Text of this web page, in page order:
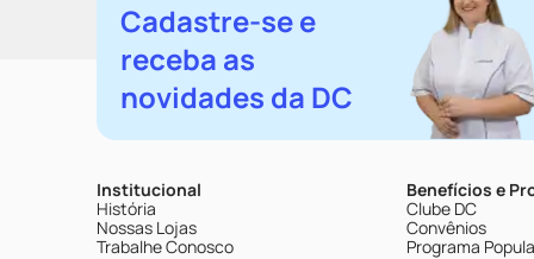
Cadastre-se e
receba as
novidades da DC
Institucional
História
Nossas Lojas
Trabalhe Conosco
Benefícios e
Clube DC
Convênios
Programa